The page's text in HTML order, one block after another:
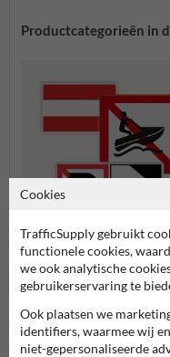
Productcategorieën in
A serie - Verbodstekens
Cookies
TrafficSupply gebruikt
functionele cookies,
we ook analytische
gebruikerservaring te
Ook plaatsen we
identifiers, waarmee wij
niet-gepersonaliseerde